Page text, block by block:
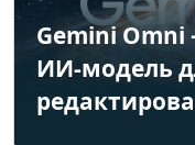
Gemini
ИИ-модель